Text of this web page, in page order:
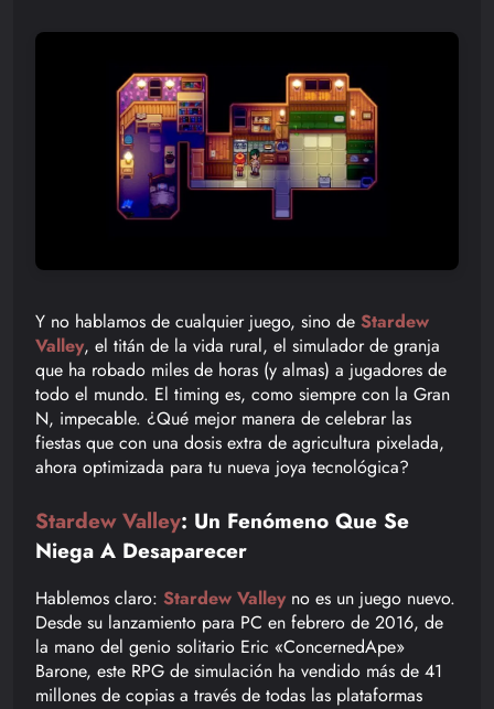
Y no hablamos de cualquier juego, sino de Stardew
Valley, el titán de la vida rural, el simulador de granja
que ha robado miles de horas (y almas) a jugadores de
todo el mundo. El timing es, como siempre con la Gran
N, impecable. ¿Qué mejor manera de celebrar las
fiestas que con una dosis extra de agricultura pixelada,
ahora optimizada para tu nueva joya tecnológica?
Stardew Valley: Un Fenómeno Que Se
Niega A Desaparecer
Hablemos claro: Stardew Valley no es un juego nuevo.
Desde su lanzamiento para PC en febrero de 2016, de
la mano del genio solitario Eric «ConcernedApe»
Barone, este RPG de simulación ha vendido más de 41
millones de copias a través de todas las plataformas